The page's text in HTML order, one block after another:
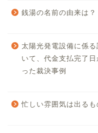
銭湯の名前の由来は？
太陽光発電設備に係
いて、代金支払完了
った裁決事例
忙しい雰囲気は出る